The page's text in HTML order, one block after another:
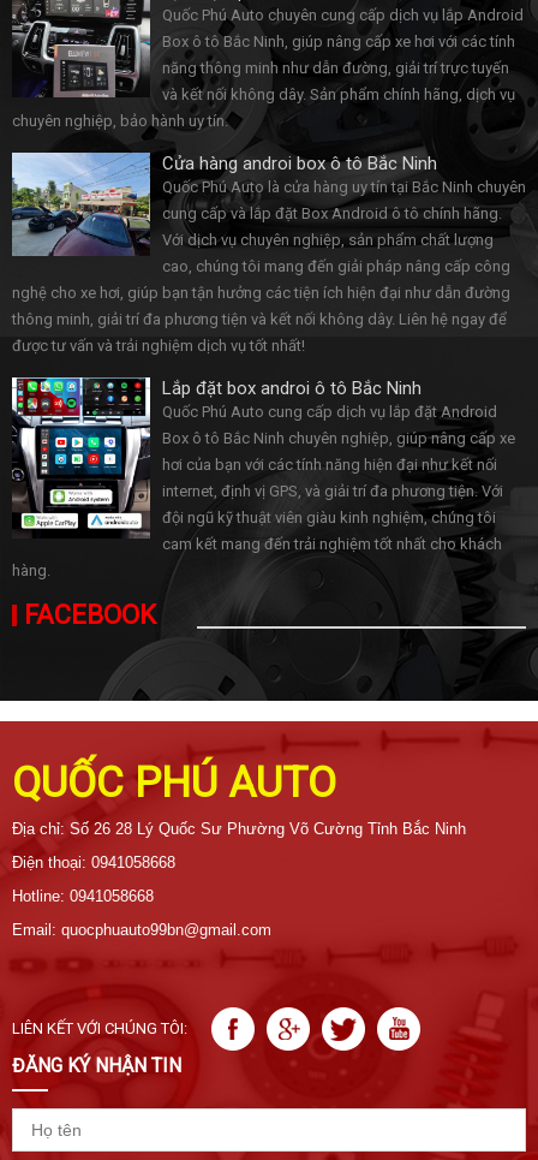
Quốc Phú Auto chuyên cung cấp dịch vụ lắp Android
Box ô tô Bắc Ninh, giúp nâng cấp xe hơi với các tính
năng thông minh như dẫn đường, giải trí trực tuyến
và kết nối không dây. Sản phẩm chính hãng, dịch vụ
chuyên nghiệp, bảo hành uy tín.
Cửa hàng androi box ô tô Bắc Ninh
Quốc Phú Auto là cửa hàng uy tín tại Bắc Ninh chuyên
cung cấp và lắp đặt Box Android ô tô chính hãng.
Với dịch vụ chuyên nghiệp, sản phẩm chất lượng
cao, chúng tôi mang đến giải pháp nâng cấp công
nghệ cho xe hơi, giúp bạn tận hưởng các tiện ích hiện đại như dẫn đường
thông minh, giải trí đa phương tiện và kết nối không dây. Liên hệ ngay để
được tư vấn và trải nghiệm dịch vụ tốt nhất!
Lắp đặt box androi ô tô Bắc Ninh
Quốc Phú Auto cung cấp dịch vụ lắp đặt Android
Box ô tô Bắc Ninh chuyên nghiệp, giúp nâng cấp xe
hơi của bạn với các tính năng hiện đại như kết nối
internet, định vị GPS, và giải trí đa phương tiện. Với
đội ngũ kỹ thuật viên giàu kinh nghiệm, chúng tôi
cam kết mang đến trải nghiệm tốt nhất cho khách
hàng.
FACEBOOK
QUỐC PHÚ AUTO
Địa chỉ: Số 26 28 Lý Quốc Sư Phường Võ Cường Tỉnh Bắc Ninh
Điện thoại: 0941058668
Hotline: 0941058668
Email: quocphuauto99bn@gmail.com
LIÊN KẾT VỚI CHÚNG TÔI:
ĐĂNG KÝ NHẬN TIN